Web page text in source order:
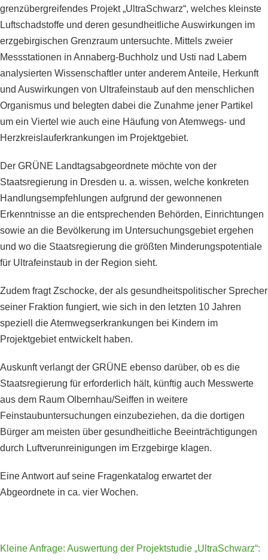
grenzübergreifendes Projekt „UltraSchwarz“, welches kleinste
Luftschadstoffe und deren gesundheitliche Auswirkungen im
erzgebirgischen Grenzraum untersuchte. Mittels zweier
Messstationen in Annaberg-Buchholz und Usti nad Labem
analysierten Wissenschaftler unter anderem Anteile, Herkunft
und Auswirkungen von Ultrafeinstaub auf den menschlichen
Organismus und belegten dabei die Zunahme jener Partikel
um ein Viertel wie auch eine Häufung von Atemwegs- und
Herzkreislauferkrankungen im Projektgebiet.
Der GRÜNE Landtagsabgeordnete möchte von der
Staatsregierung in Dresden u. a. wissen, welche konkreten
Handlungsempfehlungen aufgrund der gewonnenen
Erkenntnisse an die entsprechenden Behörden, Einrichtungen
sowie an die Bevölkerung im Untersuchungsgebiet ergehen
und wo die Staatsregierung die größten Minderungspotentiale
für Ultrafeinstaub in der Region sieht.
Zudem fragt Zschocke, der als gesundheitspolitischer Sprecher
seiner Fraktion fungiert, wie sich in den letzten 10 Jahren
speziell die Atemwegserkrankungen bei Kindern im
Projektgebiet entwickelt haben.
Auskunft verlangt der GRÜNE ebenso darüber, ob es die
Staatsregierung für erforderlich hält, künftig auch Messwerte
aus dem Raum Olbernhau/Seiffen in weitere
Feinstaubuntersuchungen einzubeziehen, da die dortigen
Bürger am meisten über gesundheitliche Beeinträchtigungen
durch Luftverunreinigungen im Erzgebirge klagen.
Eine Antwort auf seine Fragenkatalog erwartet der
Abgeordnete in ca. vier Wochen.
Kleine Anfrage: Auswertung der Projektstudie „UltraSchwarz“: